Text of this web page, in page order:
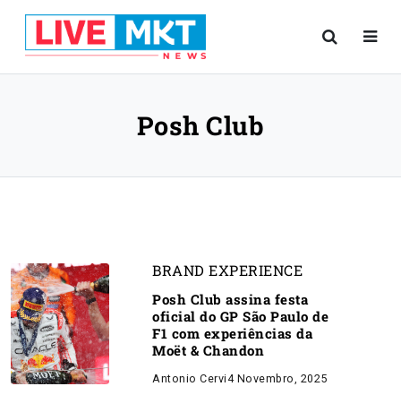
Posh Club
BRAND EXPERIENCE
Posh Club assina festa
oficial do GP São Paulo de
F1 com experiências da
Moët & Chandon
Antonio Cervi4 Novembro, 2025